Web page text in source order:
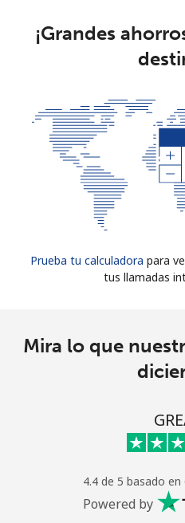
¡Grandes
Prueba tu calculadora para
tus llamadas
Mira lo que
4.4 de 5 basado
Powered by